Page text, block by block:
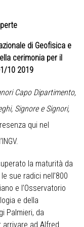
di Geofisica e
cerimonia per il
10 2019
Capo Dipartimento,
Signore e Signori,
qui nel
la maturità da
sue radici nell’800
e l’Osservatorio
e della
Palmieri, da
arrivare ad Alfred